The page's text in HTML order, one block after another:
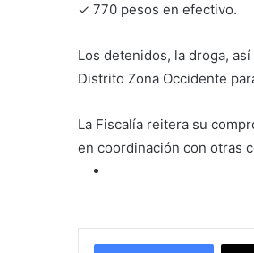
✓ 770 pesos en efectivo.
Los detenidos, la droga,
Distrito Zona Occidente
La Fiscalía reitera su
en coordinación con otras